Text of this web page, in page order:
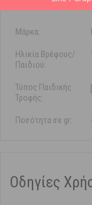
Μάρκα:
Ηλικία Βρέφους/
Παιδιού:
Τύπος Παιδικής
Τροφής:
Ποσότητα σε gr:
Οδηγίες